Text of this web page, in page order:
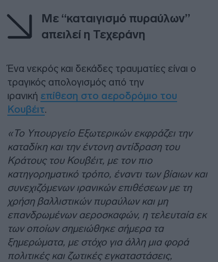
Με “καταιγισμό πυραύλων”
απειλεί η Τεχεράνη
Ένα νεκρός και δεκάδες τραυματίες είναι ο
τραγικός απολογισμός από την
ιρανική επίθεση στο αεροδρόμιο του
Κουβέιτ.
«Το Υπουργείο Εξωτερικών εκφράζει την
καταδίκη και την έντονη αντίδραση του
Κράτους του Κουβέιτ, με τον πιο
κατηγορηματικό τρόπο, έναντι των βίαιων και
συνεχιζόμενων ιρανικών επιθέσεων με τη
χρήση βαλλιστικών πυραύλων και μη
επανδρωμένων αεροσκαφών, η τελευταία εκ
των οποίων σημειώθηκε σήμερα τα
ξημερώματα, με στόχο για άλλη μια φορά
πολιτικές και ζωτικές εγκαταστάσεις,